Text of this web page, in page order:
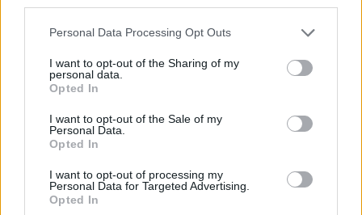
Personal Data Processing Opt Outs
I want to opt-out of the Sharing of my
personal data.
Opted In
I want to opt-out of the Sale of my
Personal Data.
Opted In
I want to opt-out of processing my
Personal Data for Targeted Advertising.
Opted In
Ennyit lehet keresni diploma nélkül: itt van a
legjobban fizetett területek listája
legtöbbet pedig a versenyszférában dolgozók keresnek - derült ki a
Nemzeti Foglalkoztatási Szolgálat friss statisztikáiból. Az egyetemi
diplomások átlagosan kétszázezer forinttal keresnek többet, mint